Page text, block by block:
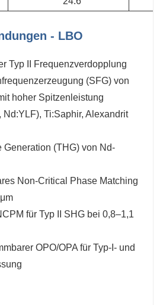
- LBO
Typ II Frequenzverdopplung
(SFG) von
hoher Spitzenleistung
Nd:YLF), Ti:Saphir, Alexandrit
Generation (THG) von Nd-
Non-Critical Phase Matching
für Typ II SHG bei 0,8–1,1
OPO/OPA für Typ-I- und